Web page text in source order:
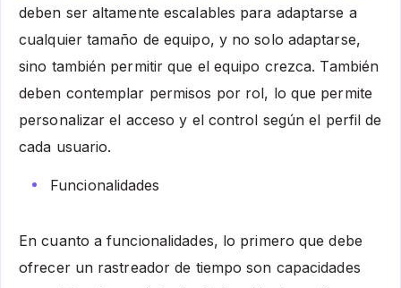
deben ser altamente escalables para adaptarse a
cualquier tamaño de equipo, y no solo adaptarse,
sino también permitir que el equipo crezca. También
deben contemplar permisos por rol, lo que permite
personalizar el acceso y el control según el perfil de
cada usuario.
Funcionalidades
En cuanto a funcionalidades, lo primero que debe
ofrecer un rastreador de tiempo son capacidades